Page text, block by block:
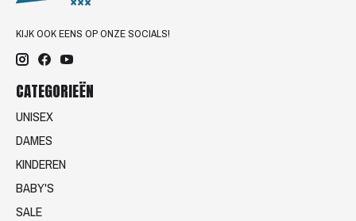
KIJK OOK EENS OP ONZE SOCIALS!
CATEGORIEËN
UNISEX
DAMES
KINDEREN
BABY'S
SALE